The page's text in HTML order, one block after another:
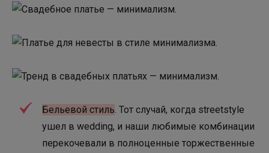
Бельевой стиль . Тот случай, когда streetstyle
ушел в wedding, и наши любимые комбинации
перекочевали в полноценные торжественные